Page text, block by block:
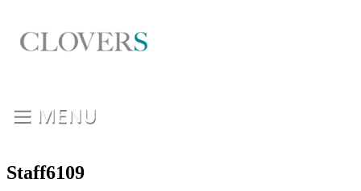
Staff6109